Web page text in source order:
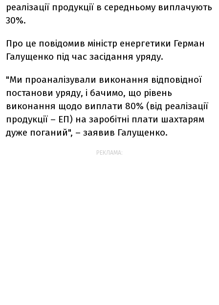
реалізації продукції в середньому виплачують
30%.
Про це повідомив міністр енергетики Герман
Галущенко під час засідання уряду.
"Ми проаналізували виконання відповідної
постанови уряду, і бачимо, що рівень
виконання щодо виплати 80% (від реалізації
продукції – ЕП) на заробітні плати шахтарям
дуже поганий", – заявив Галущенко.
РЕКЛАМА: